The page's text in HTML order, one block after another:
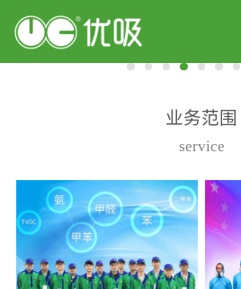
业务范围
service